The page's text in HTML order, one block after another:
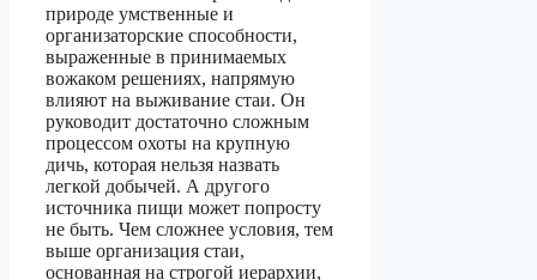
природе умственные и
организаторские способности,
выраженные в принимаемых
вожаком решениях, напрямую
влияют на выживание стаи. Он
руководит достаточно сложным
процессом охоты на крупную
дичь, которая нельзя назвать
легкой добычей. А другого
источника пищи может попросту
не быть. Чем сложнее условия, тем
выше организация стаи,
основанная на строгой иерархии,